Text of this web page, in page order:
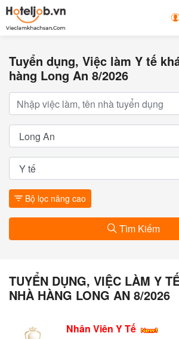
Tuyển dụng, Việc làm Y tế
hàng Long An 8/2026
Bộ lọc nâng cao
Tìm Kiếm
TUYỂN DỤNG, VIỆC LÀM Y
NHÀ HÀNG LONG AN 8/2026
Nhân Viên Y Tế